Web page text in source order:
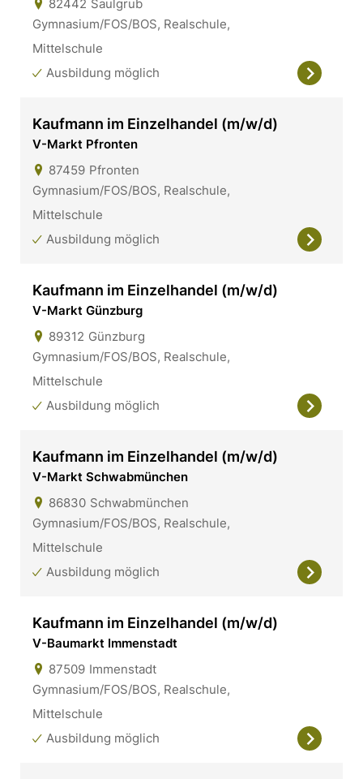
82442 Saulgrub
Gymnasium/FOS/BOS, Realschule,
Mittelschule
Ausbildung möglich
Kaufmann im Einzelhandel (m/w/d)
V-Markt Pfronten
87459 Pfronten
Gymnasium/FOS/BOS, Realschule,
Mittelschule
Ausbildung möglich
Kaufmann im Einzelhandel (m/w/d)
V-Markt Günzburg
89312 Günzburg
Gymnasium/FOS/BOS, Realschule,
Mittelschule
Ausbildung möglich
Kaufmann im Einzelhandel (m/w/d)
V-Markt Schwabmünchen
86830 Schwabmünchen
Gymnasium/FOS/BOS, Realschule,
Mittelschule
Ausbildung möglich
Kaufmann im Einzelhandel (m/w/d)
V-Baumarkt Immenstadt
87509 Immenstadt
Gymnasium/FOS/BOS, Realschule,
Mittelschule
Ausbildung möglich